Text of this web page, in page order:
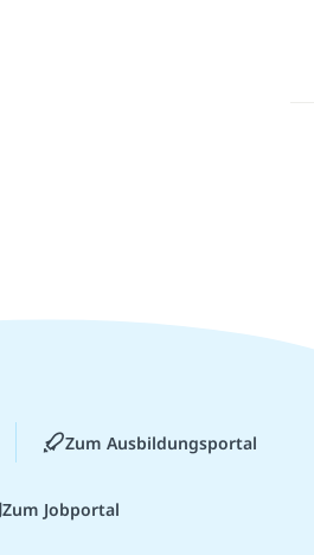
Zum Ausbildungsportal
Zum Jobportal